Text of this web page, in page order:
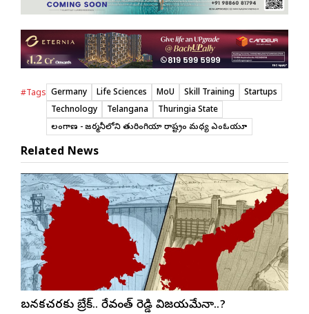
#Tags Germany Life Sciences MoU Skill Training
Startups
Technology
Telangana
Thuringia State
తెలంగాణ - జర్మనీలోని తురింగియా రాష్ట్రం మధ్య ఎంఓయూ
Related News
బనకచర్లకు బ్రేక్.. రేవంత్ రెడ్డి విజయమేనా..?